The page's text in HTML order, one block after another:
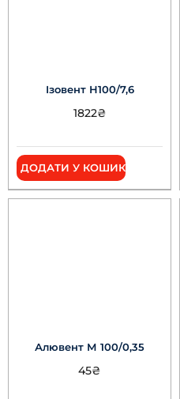
Ізовент Н100/7,6
1822₴
ДОДАТИ У КОШИК
Алювент М 100/0,35
45₴